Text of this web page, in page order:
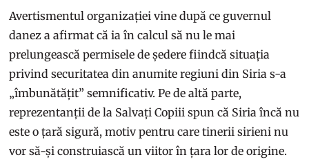
Avertismentul organizației vine după ce guvernul
danez a afirmat că ia în calcul să nu le mai
prelungească permisele de ședere fiindcă situația
privind securitatea din anumite regiuni din Siria s-a
„îmbunătățit” semnificativ. Pe de altă parte,
reprezentanții de la Salvați Copiii spun că Siria încă nu
este o țară sigură, motiv pentru care tinerii sirieni nu
vor să-și construiască un viitor în țara lor de origine.